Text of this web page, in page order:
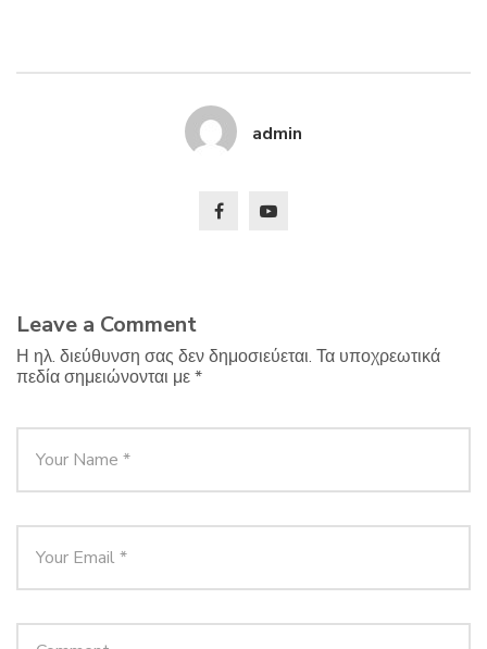
admin
Leave a Comment
Η ηλ. διεύθυνση σας δεν δημοσιεύεται. Τα υποχρεωτικά
πεδία σημειώνονται με*